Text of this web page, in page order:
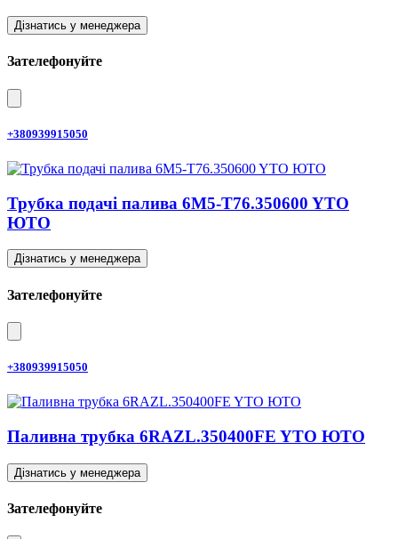
Дізнатись у менеджера
Зателефонуйте
+380939915050
Трубка подачі палива 6M5-T76.350600 YTO
ЮТО
Дізнатись у менеджера
Зателефонуйте
+380939915050
Паливна трубка 6RAZL.350400FE YTO ЮТО
Дізнатись у менеджера
Зателефонуйте